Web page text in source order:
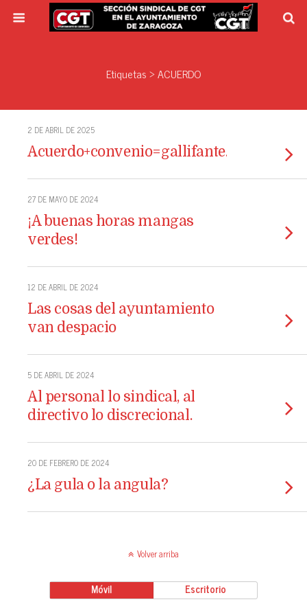
Etiquetas › ACUERDO
2 DE ABRIL DE 2025
Acuerdo+convenio=gallifante.
27 DE MAYO DE 2024
¡A buenas horas mangas
verdes!
12 DE ABRIL DE 2024
Las cosas del ayuntamiento
van despacio
5 DE ABRIL DE 2024
Al personal lo sindical, al
directivo lo discrecional.
20 DE FEBRERO DE 2024
¿La gula o la angula?
Volver arriba
Móvil Escritorio